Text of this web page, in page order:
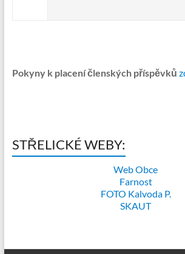
Pokyny k placení členských příspěvků
STŘELICKÉ WEBY:
Web Obce
Farnost
FOTO Kalvoda P.
SKAUT